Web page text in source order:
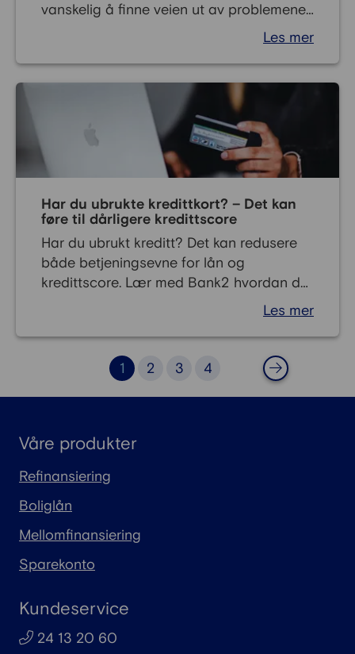
vanskelig å finne veien ut av problemene
på egenhånd, og i denne artikkelen viser
vi deg hvordan et budsjett kan hjelpe deg
med å få oversikt over økonomien igjen.
Les mer
Har du ubrukte kredittkort? – Det kan
føre til dårligere kredittscore
Har du ubrukt kreditt? Det kan redusere
både betjeningsevne for lån og
kredittscore. Lær med Bank2 hvordan du
kan håndtere og din ubrukte kreditt her.Les mer
1 2 3 4
Våre produkter
Refinansiering
Boliglån
Mellomfinansiering
Sparekonto
Kundeservice
24 13 20 60